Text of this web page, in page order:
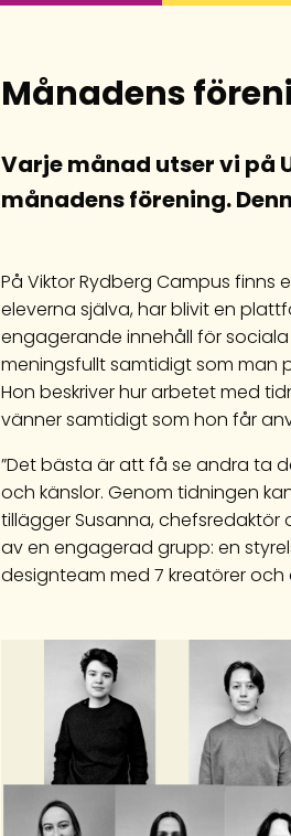
Månadens
Varje månad utser vi på
månadens förening.
På Viktor Rydberg Campus finns
eleverna själva, har blivit en
engagerande innehåll för
meningsfullt samtidigt som man
Hon beskriver hur arbetet med
vänner samtidigt som hon får
”Det bästa är att få se andra ta
och känslor. Genom tidningen
tillägger Susanna, chefsredaktör
av en engagerad grupp: en
designteam med 7 kreatörer och